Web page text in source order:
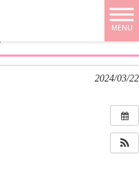
MENU
2024/03/22